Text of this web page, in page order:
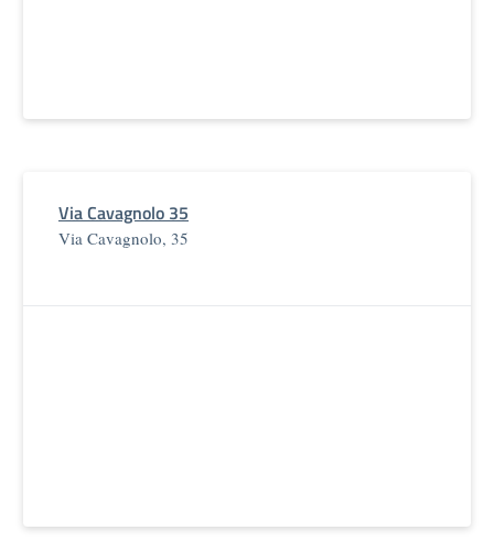
Via Cavagnolo 35
Via Cavagnolo, 35